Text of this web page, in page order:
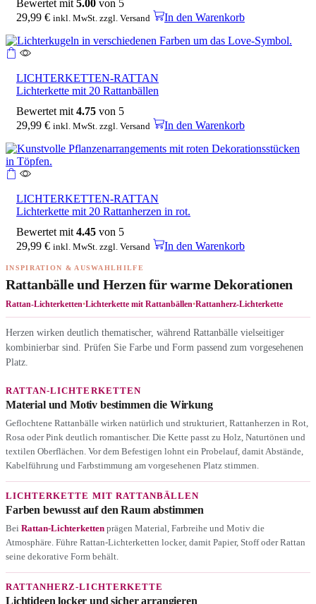
Bewertet mit 5.00 von 5
29,99 € inkl. MwSt. zzgl. Versand In den Warenkorb
LICHTERKETTEN-RATTAN
Lichterkette mit 20 Rattanbällen
Bewertet mit 4.75 von 5
29,99 € inkl. MwSt. zzgl. Versand In den Warenkorb
LICHTERKETTEN-RATTAN
Lichterkette mit 20 Rattanherzen in rot.
Bewertet mit 4.45 von 5
29,99 € inkl. MwSt. zzgl. Versand In den Warenkorb
INSPIRATION & AUSWAHLHILFE
Rattanbälle und Herzen für warme Dekorationen
Rattan-Lichterketten• Lichterkette mit Rattanbällen• Rattanherz-Lichterkette
Herzen wirken deutlich thematischer, während Rattanbälle vielseitiger
kombinierbar sind. Prüfen Sie Farbe und Form passend zum vorgesehenen
Platz.
RATTAN-LICHTERKETTEN
Material und Motiv bestimmen die Wirkung
Geflochtene Rattanbälle wirken natürlich und strukturiert, Rattanherzen in Rot,
Rosa oder Pink deutlich romantischer. Die Kette passt zu Holz, Naturtönen und
textilen Oberflächen. Vor dem Befestigen lohnt ein Probelauf, damit Abstände,
Kabelführung und Farbstimmung am vorgesehenen Platz stimmen.
LICHTERKETTE MIT RATTANBÄLLEN
Farben bewusst auf den Raum abstimmen
Bei Rattan-Lichterketten prägen Material, Farbreihe und Motiv die
Atmosphäre. Führe Rattan-Lichterketten locker, damit Papier, Stoff oder Rattan
seine dekorative Form behält.
RATTANHERZ-LICHTERKETTE
Lichtideen locker und sicher arrangieren